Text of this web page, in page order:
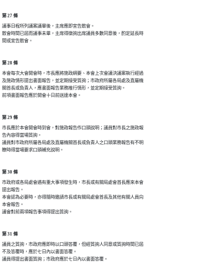
第 27 條
議事日程所列議案議畢後，主席應即宣告散會。
散會時間已屆而議事未畢，主席得徵詢出席議員多數同意後，酌定延長時
間或宣告散會。
第 28 條
本會每次大會開會時，市長應將施政綱要、本會上次會議決議案執行經過
及施政情形提出書面報告，並定期接受質詢；市政府所屬各局處及直屬機
關首長或負責人，應書面報告業務推行情形，並定期接受質詢。
前項書面報告應於開會十日前送達本會。
第 29 條
市長應於本會開會時到會，對施政報告作口頭說明；議員對市長之施政報
告內容得當場質詢。
議員對市政府所屬各局處及直屬機關首長或負責人之口頭業務報告有不明
瞭時得當場要求口頭補充說明。
第 30 條
市政府或各局處會遇有重大事項發生時，市長或有關局處會首長應來本會
提出報告。
本會認為必要時，亦得隨時邀請市長或有關局處會首長及其他有關人員向
本會報告。
議會對前兩項報告事項得提出質詢。
第 31 條
議員之質詢，市政府應即時以口頭答覆，但經質詢人同意或質詢時間已屆
不及答覆時，應於七日內以書面答覆。
議員得提出書面質詢；市政府應於七日內以書面答覆。